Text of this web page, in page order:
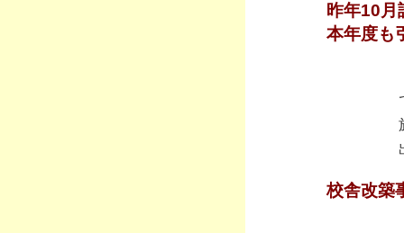
昨年10月
本年度も
校舎改築